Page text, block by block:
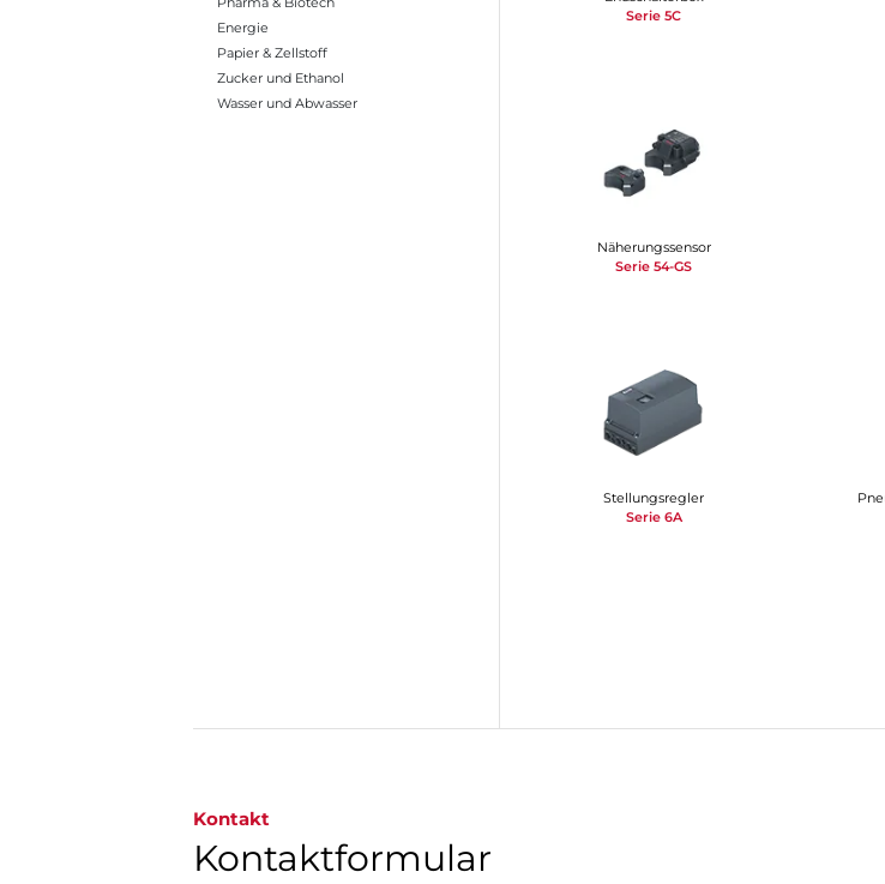
Energie
Papier & Zellstoff
Zucker und Ethanol
Wasser und Abwasser
Serie 5C
Näherungssensor
Serie 54-GS
Stellungsregler
Serie 6A
Kontakt
Kontaktformular